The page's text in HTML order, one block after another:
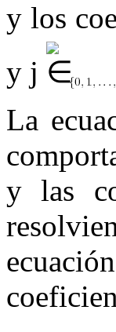
y los
y j
La
y las